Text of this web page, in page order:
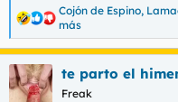
R
e
a
c
c
Cojón de Espino,
más
te parto el
Freak